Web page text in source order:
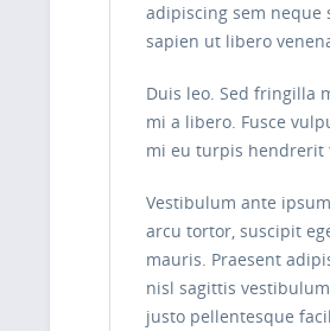
adipiscing sem neque
sapien ut libero
Duis leo. Sed fringilla
mi a libero. Fusce
mi eu turpis hendrerit
Vestibulum ante
arcu tortor, suscipit
mauris. Praesent
nisl sagittis
justo pellentesque